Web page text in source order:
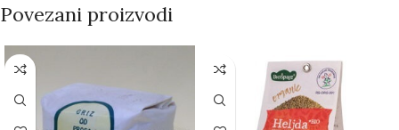
Povezani proizvodi